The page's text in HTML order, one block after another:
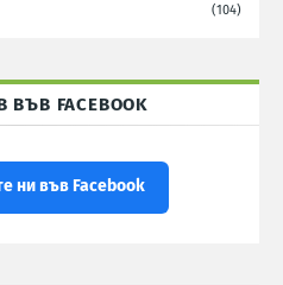
(104)
FACEBOOK
ни във Facebook